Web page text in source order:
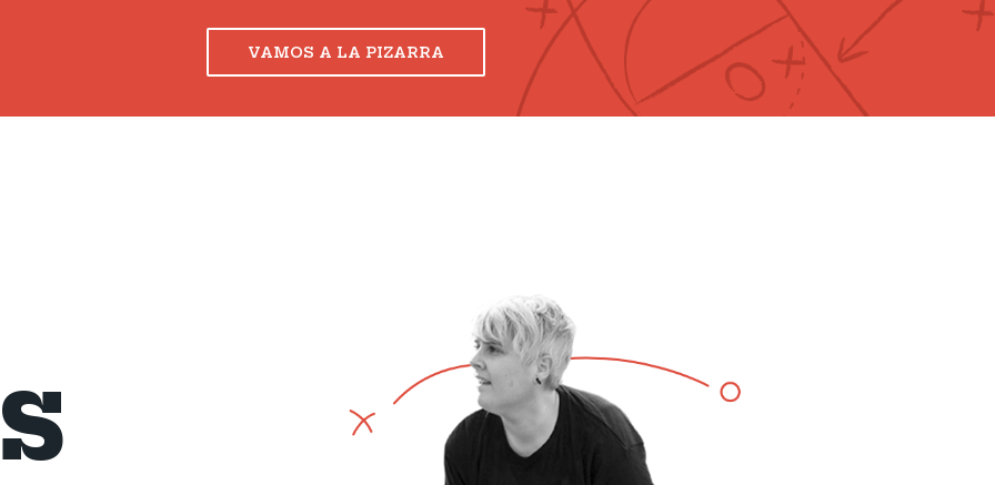
VAMOS A LA PIZARRA